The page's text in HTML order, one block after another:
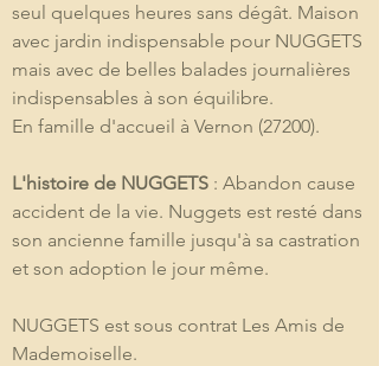
seul quelques heures sans dégât. Maison
avec jardin indispensable pour NUGGETS
mais avec de belles balades journalières
indispensables à son équilibre.
En famille d'accueil à Vernon (27200).
L'histoire de NUGGETS : Abandon cause
accident de la vie. Nuggets est resté dans
son ancienne famille jusqu'à sa castration
et son adoption le jour même.
NUGGETS est sous contrat Les Amis de
Mademoiselle.